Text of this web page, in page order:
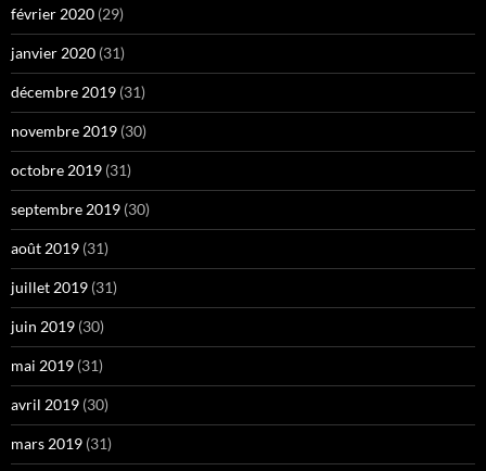
février 2020 (29)
janvier 2020 (31)
décembre 2019 (31)
novembre 2019 (30)
octobre 2019 (31)
septembre 2019 (30)
août 2019 (31)
juillet 2019 (31)
juin 2019 (30)
mai 2019 (31)
avril 2019 (30)
mars 2019 (31)